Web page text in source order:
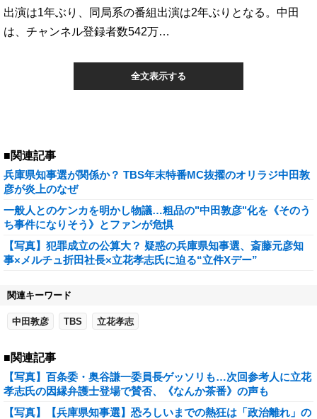
出演は1年ぶり、同局系の番組出演は2年ぶりとなる。中田
は、チャンネル登録者数542万…
全文表示する
■関連記事
兵庫県知事選が関係か？ TBS年末特番MC抜擢のオリラジ中田敦
彦が炎上のなぜ
一般人とのケンカを明かし物議…粗品の"中田敦彦"化を《そのう
ち事件になりそう》とファンが危惧
【写真】犯罪成立の公算大？ 疑惑の兵庫県知事選、斎藤元彦知
事×メルチュ折田社長×立花孝志氏に迫る“立件Xデー”
関連キーワード
中田敦彦 TBS 立花孝志
■関連記事
【写真】百条委・奥谷謙一委員長ゲッソリも…次回参考人に立花
孝志氏の因縁弁護士登場で賛否、《なんか茶番》の声も
【写真】【兵庫県知事選】恐ろしいまでの熱狂は「政治離れ」の